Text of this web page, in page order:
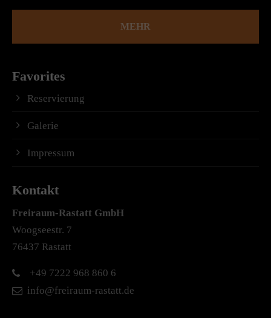
MEHR
Favorites
Reservierung
Galerie
Impressum
Kontakt
Freiraum-Rastatt GmbH
Woogseestr. 7
76437 Rastatt
+49 7222 968 860 6
info@freiraum-rastatt.de